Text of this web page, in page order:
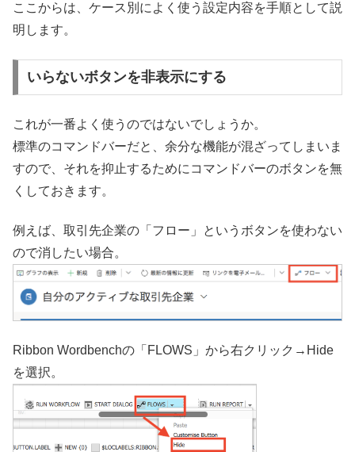
ここからは、ケース別によく使う設定内容を手順として説
明します。
いらないボタンを非表示にする
これが一番よく使うのではないでしょうか。
標準のコマンドバーだと、余分な機能が混ざってしまいま
すので、それを抑止するためにコマンドバーのボタンを無
くしておきます。
例えば、取引先企業の「フロー」というボタンを使わない
ので消したい場合。
Ribbon Wordbenchの「FLOWS」から右クリック→Hide
を選択。